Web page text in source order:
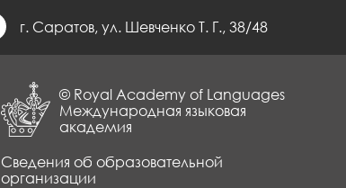
г. Саратов, ул. Шевченко Т. Г., 38/48
© Royal Academy of Languages
Международная языковая
академия
Сведения об образовательной
организации